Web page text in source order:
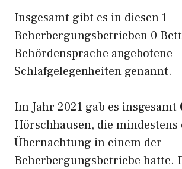
Insgesamt gibt es in diesen 1
Beherbergungsbetrieben 0
Behördensprache angebotene
Schlafgelegenheiten genannt.
Im Jahr 2021 gab es insgesamt
Hörschhausen, die mindestens
Übernachtung in einem der
Beherbergungsbetriebe hatte.